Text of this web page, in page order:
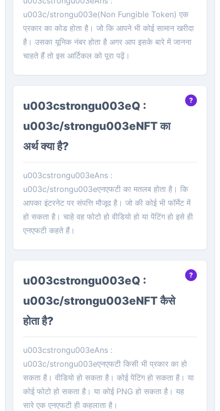
u003c/strongu003e(Non Fungible Token) एक
प्रकार का कोड होता है। जो कि आपने भी कोई सामान खरीदा
है। उसका यूनिक नंबर होता है अगर आप इसके बारे में जानना
चाहते हैं तो इस आर्टिकल को पूरा पढ़ें।
u003cstrongu003eQ :
u003c/strongu003eNFT का
अर्थ क्या है?
u003cstrongu003eAns :
u003c/strongu003eएनएफटी का मतलब होता है। कि
आपका इंटरनेट पर संपत्ति मौजूद है। जो की कोई भी फॉर्मेट में
हो सकता है। चाहे वह फोटो हो वीडियो हो या पेंटिंग हो इसे ही
एनएफटी कहते हैं।
u003cstrongu003eQ :
u003c/strongu003eNFT कैसे
होता है?
u003cstrongu003eAns :
u003c/strongu003eएनएफटी किसी भी प्रकार का हो
सकता है। वीडियो हो सकता है। कोई पेंटिंग हो सकता है। या
कोई फोटो हो सकता है। या कोई PNG हो सकता है। यह
सारे एक एनएफटी ही कहलाता है।